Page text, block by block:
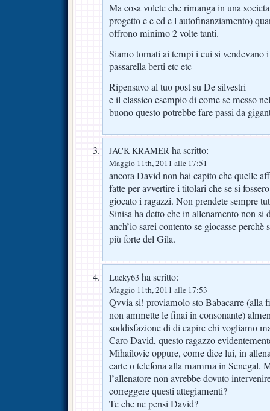
Ma cosa volete che rimanga in una
progetto c e ed e l autofinanziamento)
offrono minimo 2 volte tanti.
Siamo tornati ai tempi i cui si vendevano
passarella berti etc etc
Ripensavo al tuo post su De silvestri
e il classico esempio di come se messo
buono questo potrebbe fare passi da
JACK KRAMER ha scritto:
Maggio 11th, 2011 alle 17:51
ancora David non hai capito che quelle
fatte per avvertire i titolari che se si
giocato i ragazzi. Non prendete sempre
Sinisa ha detto che in allenamento non si
anch’io sarei contento se giocasse
più forte del Gila.
Lucky63 ha scritto:
Maggio 11th, 2011 alle 17:53
Qvvia si! proviamolo sto Babacarre (alla
non ammette le finai in consonante)
soddisfazione di di capire chi vogliamo
Caro David, questo ragazzo
Mihailovic oppure, come dice lui, in
carte o telefona alla mamma in Senegal.
l’allenatore non avrebbe dovuto
correggere questi attegiamenti?
Te che ne pensi David?